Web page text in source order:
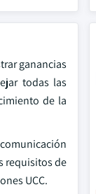
ganancias
todas las
de la
requisitos de
UCC.